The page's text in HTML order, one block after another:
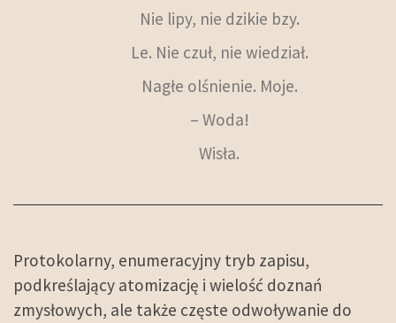
Nie lipy, nie dzikie bzy.
Le. Nie czuł, nie wiedział.
Nagłe olśnienie. Moje.
– Woda!
Wisła.
Protokolarny, enumeracyjny tryb zapisu,
podkreślający atomizację i wielość doznań
zmysłowych, ale także częste odwoływanie do